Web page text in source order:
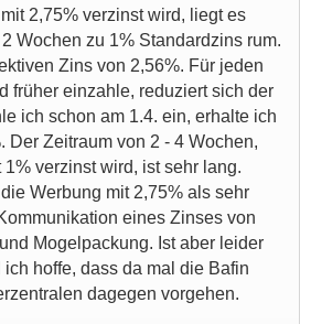
2,75% verzinst wird, liegt es
Wochen zu 1% Standardzins rum.
Zins von 2,56%. Für jeden
früher einzahle, reduziert sich der
ich schon am 1.4. ein, erhalte ich
Der Zeitraum von 2 - 4 Wochen,
verzinst wird, ist sehr lang.
Werbung mit 2,75% als sehr
eines Zinses von
Mogelpackung. Ist aber leider
hoffe, dass da mal die Bafin
dagegen vorgehen.